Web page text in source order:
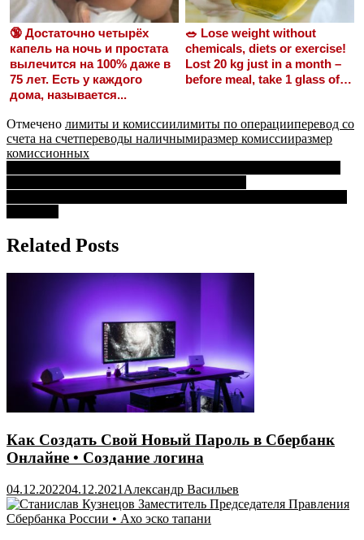
🔞 Достаточно четырёх
капель на ночь и простата
вылечится на 100% даже в
75 лет. Есть у каждого
дома, называется...
🥗 Lose weight without
chemicals, diets or exercise!
Lost 20 kg just in a month –
before meal, take 1 glass of…
Отмечено лимиты и комиссиилимиты по операцииперевод со
счета на счетпереводы наличнымиразмер комиссииразмер
комиссионных
Навигация
по
записям
Related Posts
Как Создать Свой Новый Пароль в Сбербанк
Онлайне • Создание логина
04.12.202204.12.2021 Александр Васильев